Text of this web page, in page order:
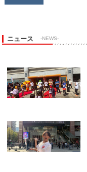
ニュース -NEWS-